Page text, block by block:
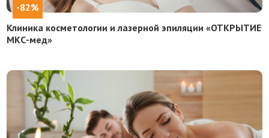
-82%
Клиника косметологии и лазерной эпиляции «ОТКРЫТИЕ
МКС-мед»